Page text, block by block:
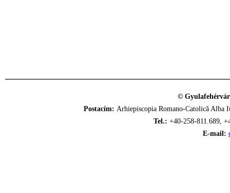
©
Postacím: Arhiepiscopia Romano-Catolică
Tel.: +40-258-811.689,
E-mail: